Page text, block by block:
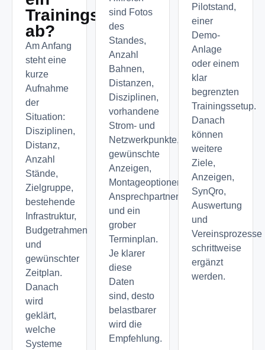
Trainingssystem
ab?
Am Anfang
steht eine
kurze
Aufnahme
der
Situation:
Disziplinen,
Distanz,
Anzahl
Stände,
Zielgruppe,
bestehende
Infrastruktur,
Budgetrahmen
und
gewünschter
Zeitplan.
Danach
wird
geklärt,
welche
Systeme
sind Fotos
des
Standes,
Anzahl
Bahnen,
Distanzen,
Disziplinen,
vorhandene
Strom- und
Netzwerkpunkte,
gewünschte
Anzeigen,
Montageoptionen,
Ansprechpartner
und ein
grober
Terminplan.
Je klarer
diese
Daten
sind, desto
belastbarer
wird die
Empfehlung.
Pilotstand,
einer
Demo-
Anlage
oder einem
klar
begrenzten
Trainingssetup.
Danach
können
weitere
Ziele,
Anzeigen,
SynQro,
Auswertung
und
Vereinsprozesse
schrittweise
ergänzt
werden.